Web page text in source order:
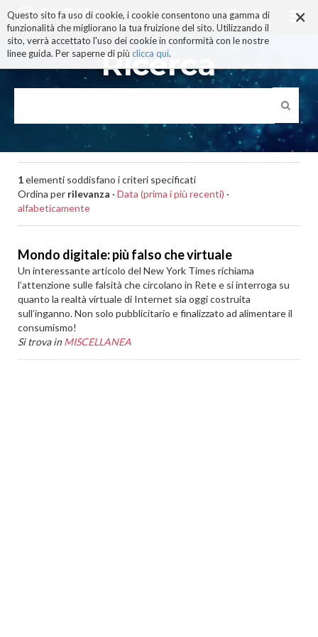
×
Questo sito fa uso di cookie, i cookie consentono una gamma di
funzionalità che migliorano la tua fruizione del sito. Utilizzando il
sito, verrà accettato l'uso dei cookie in conformità con le nostre
linee guida. Per saperne di più clicca qui.
ai
contenuti.
|
alla
navigazione
Ricerca
1elementi soddisfano i criteri specificati
Ordina per rilevanza · Data (prima i più recenti) ·
alfabeticamente
Mondo digitale: più falso che virtuale
Un interessante articolo del New York Times richiama
l’attenzione sulle falsità che circolano in Rete e si interroga su
quanto la realtà virtuale di Internet sia oggi costruita
sull’inganno. Non solo pubblicitario e finalizzato ad alimentare il
consumismo!
Si trova in MISCELLANEA